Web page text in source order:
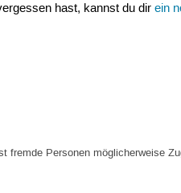
hast, kannst du direin
Personen möglicherweise